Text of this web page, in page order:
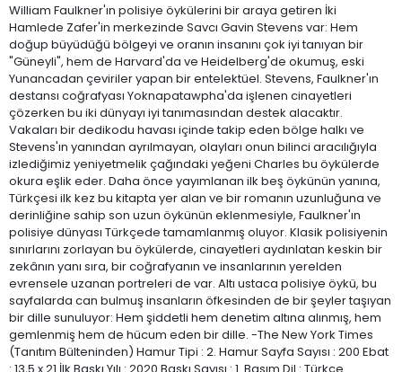
William Faulkner'ın polisiye öykülerini bir araya getiren İki
Hamlede Zafer'in merkezinde Savcı Gavin Stevens var: Hem
doğup büyüdüğü bölgeyi ve oranın insanını çok iyi tanıyan bir
"Güneyli", hem de Harvard'da ve Heidelberg'de okumuş, eski
Yunancadan çeviriler yapan bir entelektüel. Stevens, Faulkner'ın
destansı coğrafyası Yoknapatawpha'da işlenen cinayetleri
çözerken bu iki dünyayı iyi tanımasından destek alacaktır.
Vakaları bir dedikodu havası içinde takip eden bölge halkı ve
Stevens'ın yanından ayrılmayan, olayları onun bilinci aracılığıyla
izlediğimiz yeniyetmelik çağındaki yeğeni Charles bu öykülerde
okura eşlik eder. Daha önce yayımlanan ilk beş öykünün yanına,
Türkçesi ilk kez bu kitapta yer alan ve bir romanın uzunluğuna ve
derinliğine sahip son uzun öykünün eklenmesiyle, Faulkner'ın
polisiye dünyası Türkçede tamamlanmış oluyor. Klasik polisiyenin
sınırlarını zorlayan bu öykülerde, cinayetleri aydınlatan keskin bir
zekânın yanı sıra, bir coğrafyanın ve insanlarının yerelden
evrensele uzanan portreleri de var. Altı ustaca polisiye öykü, bu
sayfalarda can bulmuş insanların öfkesinden de bir şeyler taşıyan
bir dille sunuluyor: Hem şiddetli hem denetim altına alınmış, hem
gemlenmiş hem de hücum eden bir dille. -The New York Times
(Tanıtım Bülteninden) Hamur Tipi : 2. Hamur Sayfa Sayısı : 200 Ebat